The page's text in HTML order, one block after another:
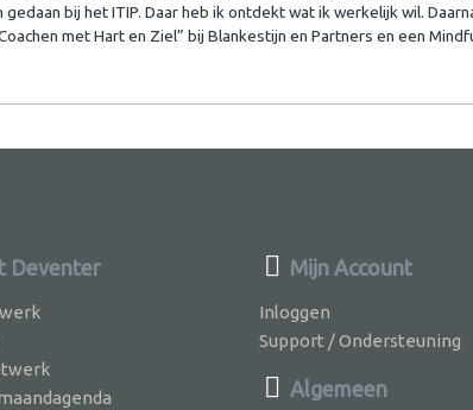
bij het ITIP. Daar heb ik ontdekt wat ik werkelijk wil.
met Hart en Ziel” bij Blankestijn en Partners en een
Deventer Mijn Account
Inloggen
Support / Ondersteuning
Algemeen